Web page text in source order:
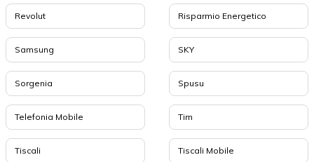
Revolut Risparmio Energetico
Samsung SKY
Sorgenia Spusu
Telefonia Mobile Tim
Tiscali Tiscali Mobile